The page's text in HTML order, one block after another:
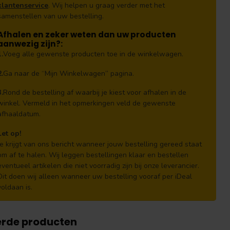
. Wij helpen u graag verder met het
van uw bestelling.
en zeker weten dan uw producten
zijn?:
Voeg alle gewenste producten toe in de winkelwagen.
Ga naar de “Mijn Winkelwagen” pagina.
Rond de bestelling af waarbij je kiest voor afhalen in de
Vermeld in het opmerkingen veld de gewenste
op!
krijgt van ons bericht wanneer jouw bestelling gereed staat
af te halen. Wij leggen bestellingen klaar en bestellen
artikelen die niet voorradig zijn bij onze leverancier.
doen wij alleen wanneer uw bestelling vooraf per iDeal
is.
producten